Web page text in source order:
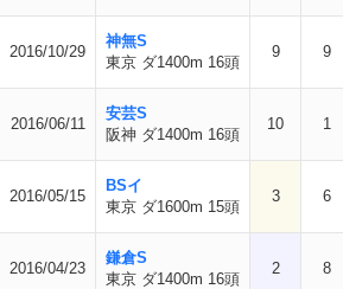
2016/10/29
神無S
東京 ダ1400m 16頭
9 9
2016/06/11
安芸S
阪神 ダ1400m 16頭
10 1
2016/05/15
BSイ
東京 ダ1600m 15頭
3 6
2016/04/23
鎌倉S
東京 ダ1400m 16頭
2 8